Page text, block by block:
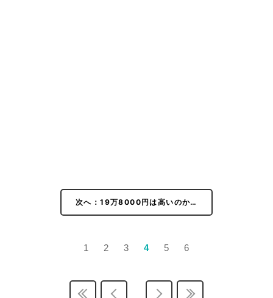
次へ：19万8000円は高いのか…
1 2 3 4 5 6